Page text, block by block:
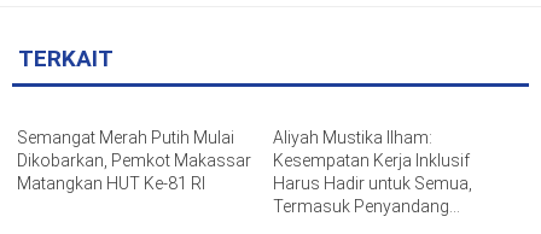
TERKAIT
Semangat Merah Putih Mulai
Dikobarkan, Pemkot Makassar
Matangkan HUT Ke-81 RI
Aliyah Mustika Ilham:
Kesempatan Kerja Inklusif
Harus Hadir untuk Semua,
Termasuk Penyandang